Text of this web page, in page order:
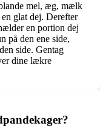
mel, æg, mælk
glat dej. Derefter
en portion dej
på den ene side,
side. Gentag
dine lækre